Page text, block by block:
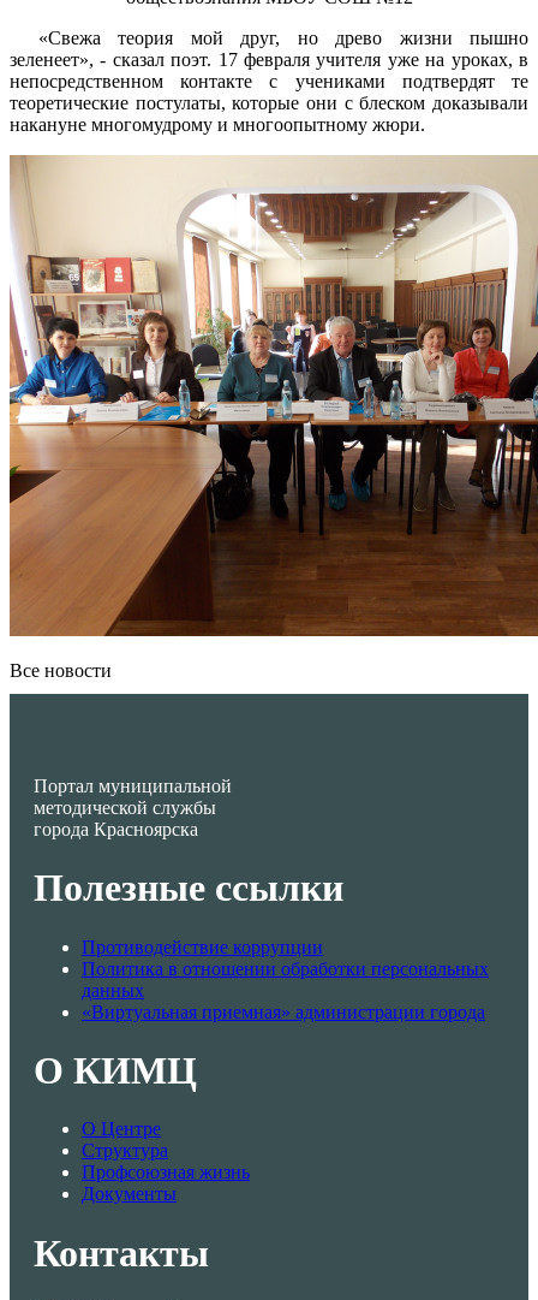
«Свежа теория мой друг, но древо жизни пышно
зеленеет», - сказал поэт. 17 февраля учителя уже на уроках, в
непосредственном контакте с учениками подтвердят те
теоретические постулаты, которые они с блеском доказывали
накануне многомудрому и многоопытному жюри.
Все новости
Портал муниципальной
методической службы
города Красноярска
Полезные ссылки
Противодействие коррупции
Политика в отношении обработки персональных
данных
«Виртуальная приемная» администрации города
О КИМЦ
О Центре
Структура
Профсоюзная жизнь
Документы
Контакты